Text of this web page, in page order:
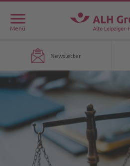
Menü
Newsletter